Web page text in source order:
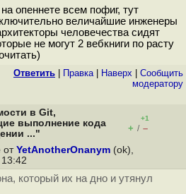
опеннете всем пофиг, тут
величайшие инженеры
человечества сидят
не могут 2 вебкниги по расту
Ответить Правка| Наверх
Cообщить
модератору
в Git,
выполнение кода
..."
+1
+ / –
от YetAnotherOnanym (ok),
который их на дно и утянул